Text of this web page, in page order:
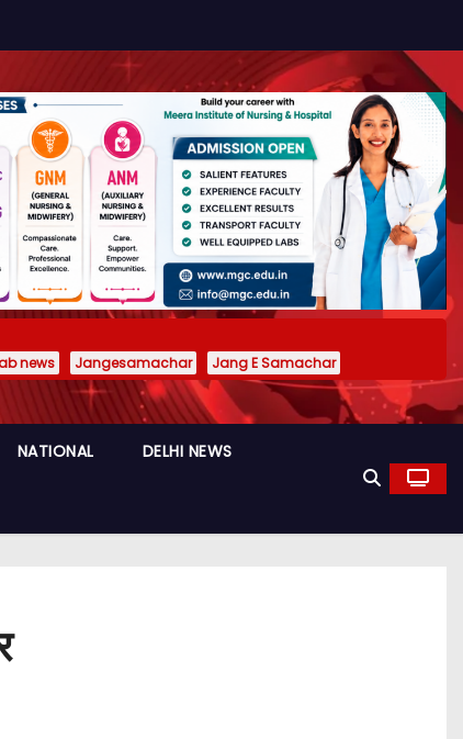
news Jangesamachar Jang E Samachar
NATIONAL DELHI NEWS